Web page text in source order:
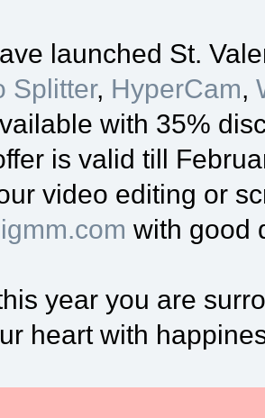
launched St.
Splitter, HyperCam,
with 35%
is valid till
video editing or
with good
year you are
heart with